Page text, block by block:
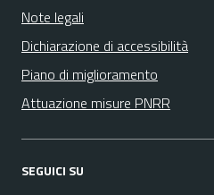
Note legali
Dichiarazione di accessibilità
Piano di miglioramento
Attuazione misure PNRR
SEGUICI SU